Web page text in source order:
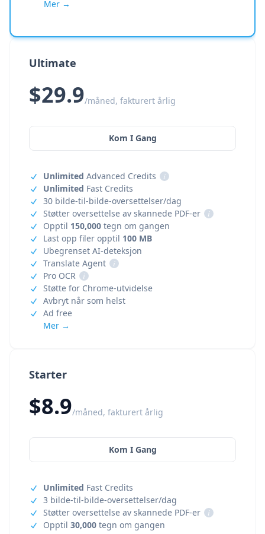
Starter
$8.9/måned, fakturert årlig
Kom I Gang
Unlimited Fast Credits
3 bilde-til-bilde-oversettelser/dag
Støtter oversettelse av skannede PDF-er
i
Opptil 30,000 tegn om gangen
Mer →
Ultimate
$29.9/måned, fakturert årlig
Kom I Gang
Unlimited Advanced Credits
i
Unlimited Fast Credits
30 bilde-til-bilde-oversettelser/dag
Støtter oversettelse av skannede PDF-er
i
Opptil 150,000 tegn om gangen
Last opp filer opptil 100 MB
Ubegrenset AI-deteksjon
Translate Agent
i
Pro OCR
i
Støtte for Chrome-utvidelse
Avbryt når som helst
Ad free
Mer →